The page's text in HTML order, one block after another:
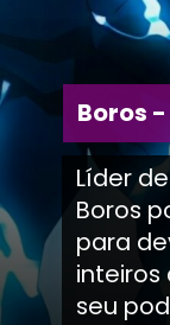
Líder
Boros
para
inteiros
seu
Boros -